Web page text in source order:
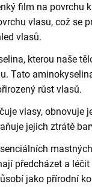
film na povrchu
vlasu, což se
vlasů.
kterou naše
Tato
růst vlasů.
vlasy, obnovuje
jejich ztrátě
předcházet a
jako přírodní